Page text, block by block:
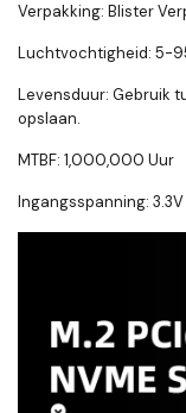
Verpakking: Blister
Luchtvochtigheid: 5-
Levensduur: Gebruik
opslaan.
MTBF: 1,000,000 Uur
Ingangsspanning: